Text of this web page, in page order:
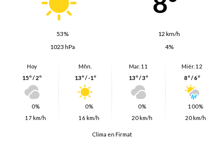
53%
12 km/h
1023 hPa
4%
Hoy
15º / 2º
0%
17 km/h
Mñn.
13º / -1º
0%
16 km/h
Mar. 11
13º / 3º
0%
20 km/h
Miér. 12
8º / 6º
100%
20 km/h
Clima en Firmat